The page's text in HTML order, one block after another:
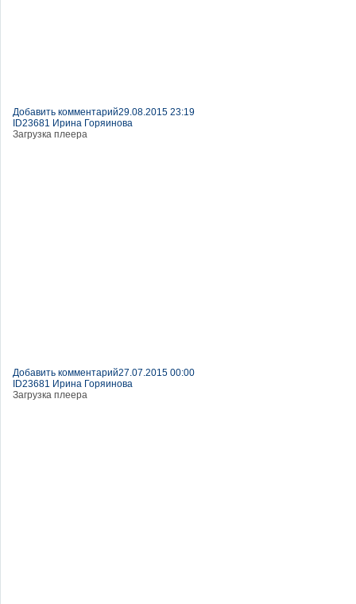
Добавить комментарий29.08.2015 23:19
ID23681 Ирина Горяинова
Загрузка плеера
Добавить комментарий27.07.2015 00:00
ID23681 Ирина Горяинова
Загрузка плеера